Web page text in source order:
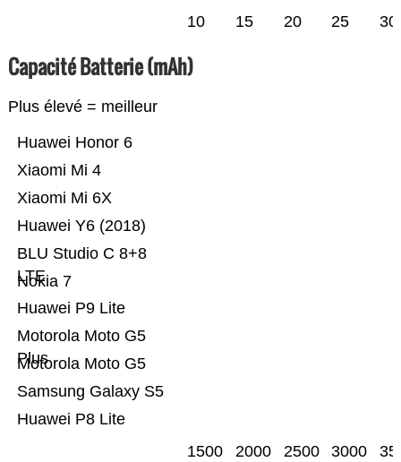
10 15 20 25 30
Capacité Batterie (mAh)
Plus élevé = meilleur
Huawei P8 Lite
Samsung Galaxy S5
Motorola Moto G5
Motorola Moto G5
Plus
Huawei P9 Lite
Nokia 7
BLU Studio C 8+8
LTE
Huawei Y6 (2018)
Xiaomi Mi 6X
Xiaomi Mi 4
Huawei Honor 6
1500 2000 2500 3000